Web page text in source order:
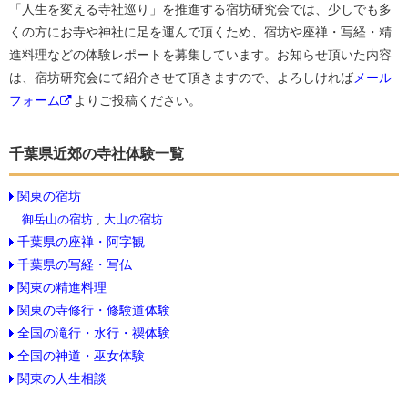
「人生を変える寺社巡り」を推進する宿坊研究会では、少しでも多
くの方にお寺や神社に足を運んで頂くため、宿坊や座禅・写経・精
進料理などの体験レポートを募集しています。お知らせ頂いた内容
は、宿坊研究会にて紹介させて頂きますので、よろしければ メール
フォーム
よりご投稿ください。
千葉県近郊の寺社体験一覧
関東の宿坊
御岳山の宿坊 大山の宿坊
千葉県の座禅・阿字観
千葉県の写経・写仏
関東の精進料理
関東の寺修行・修験道体験
全国の滝行・水行・禊体験
全国の神道・巫女体験
関東の人生相談